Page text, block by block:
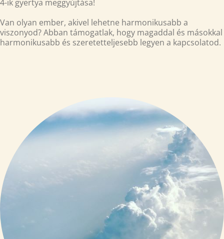
4-ik gyertya meggyújtása!
Van olyan ember, akivel lehetne harmonikusabb a
viszonyod? Abban támogatlak, hogy magaddal és másokkal
harmonikusabb és szeretetteljesebb legyen a kapcsolatod.